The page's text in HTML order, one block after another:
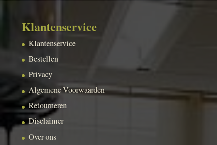
Klantenservice
Klantenservice
Bestellen
Privacy
Algemene Voorwaarden
Retourneren
Disclaimer
Over ons